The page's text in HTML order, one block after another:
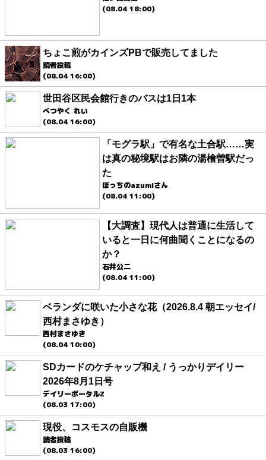
(08.04 18:00)
ちょこ煎がカインズPBで販売してました
読者投稿
(08.04 16:00)
世田谷区民会館行きのバスは1日1本
べつやく れい
(08.04 16:00)
「モグラ駅」で有名な土合駅……実
は真の秘境駅はお隣の湯檜曽駅だっ
た
ぼっちのazumiさん
(08.04 11:00)
【大調査】現代人は普通に生活して
いると一日に何曲聞くことになるの
か？
石井公二
(08.04 11:00)
ベランダに咲いた小さな花（2026.8.4 朝エッセイ/
西村まさゆき）
西村まさゆき
(08.04 10:00)
SDカードのケチャップ和え / うっかりデイリー
2026年8月1日号
デイリーポータルZ
(08.03 17:00)
現役、コスモスの自販機
読者投稿
(08.03 16:00)